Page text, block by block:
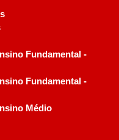
Fundamental -
Fundamental -
Médio